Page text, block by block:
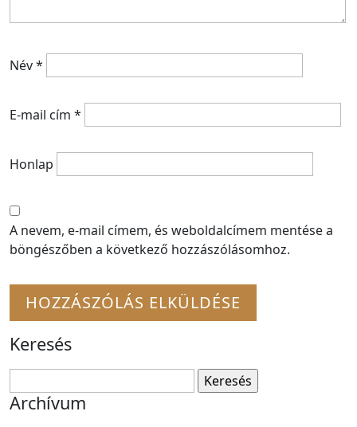
Név*
E-mail cím *
Honlap
A nevem, e-mail címem, és weboldalcímem mentése a
böngészőben a következő hozzászólásomhoz.
Keresés
Archívum